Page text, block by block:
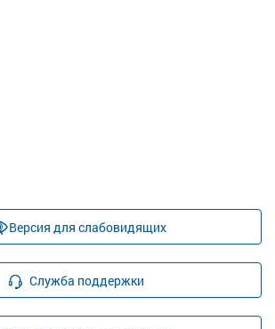
Версия для слабовидящих
Служба поддержки